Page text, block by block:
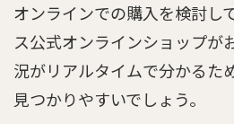
オンラインでの購入を検討し
ス公式オンラインショップが
況がリアルタイムで分かるた
見つかりやすいでしょう。